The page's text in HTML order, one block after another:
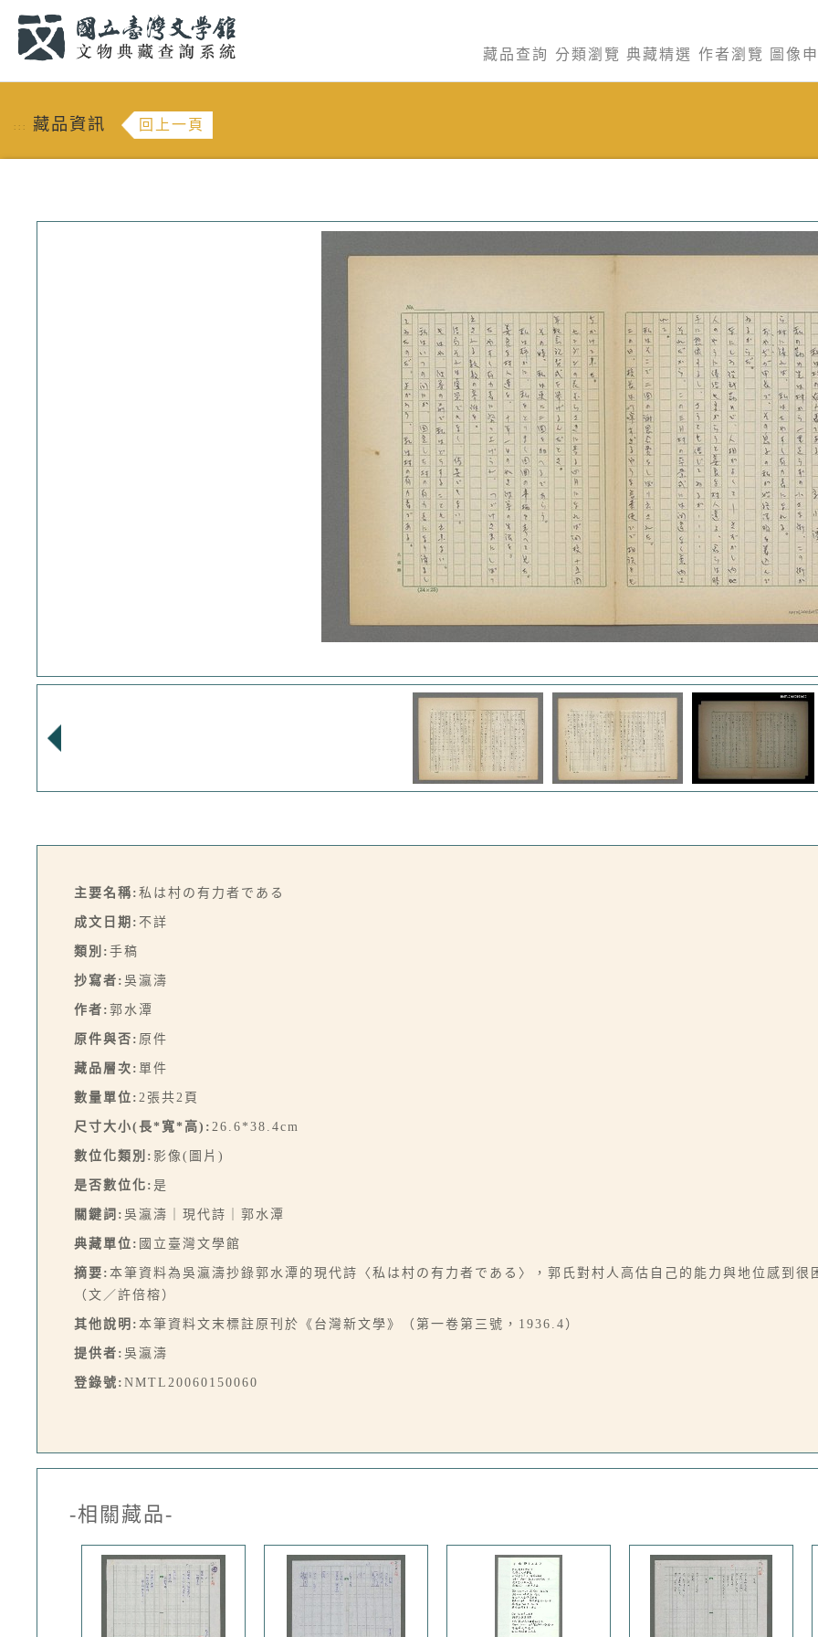
藏品查詢 分類瀏覽 典藏精選 作者瀏覽 圖像
::: 藏品資訊 回上一頁
主要名稱: 私は村の有力者である
成文日期: 不詳
類別: 手稿
抄寫者: 吳瀛濤
作者: 郭水潭
原件與否: 原件
藏品層次: 單件
數量單位: 2張共2頁
尺寸大小(長*寬*高): 26.6*38.4cm
數位化類別: 影像(圖片)
是否數位化: 是
關鍵詞: 吳瀛濤｜現代詩｜郭水潭
典藏單位: 國立臺灣文學館
摘要: 本筆資料為吳瀛濤抄錄郭水潭的現代詩〈私は村の有力者である〉，郭氏對村人高估自己的能力與地位感到很
（文／許倍榕）
其他說明: 本筆資料文末標註原刊於《台灣新文學》（第一卷第三號，1936.4）
提供者: 吳瀛濤
登錄號: NMTL20060150060
-相關藏品-